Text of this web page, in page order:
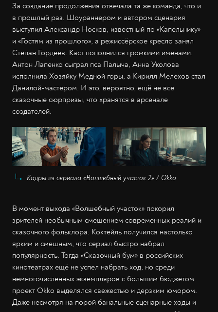
За создание продолжения отвечала та же команда, что и
в прошлый раз. Шоураннером и автором сценария
выступил Александр Носков, известный по «Капельнику»
и «Гостям из прошлого», а режиссёрское кресло занял
Степан Гордеев. Каст пополнился громкими именами:
Антон Лапенко сыграл пса Палыча, Анна Уколова
исполнила Хозяйку Медной горы, а Кирилл Мелехов стал
Данилой-мастером. И это, вероятно, ещё не все
сказочные сюрпризы, что хранятся в арсенале
создателей.
Кадры из сериала «Волшебный участок 2» / Okko
В момент выхода «Волшебный участок» покорил
зрителей необычным смешением современных реалий и
сказочного фольклора. Коктейль получился настолько
ярким и смешным, что сериал быстро набрал
популярность. Тогда «Сказочный бум» в российских
кинотеатрах ещё не успел набрать ход, но среди
немногочисленных экземпляров с большим бюджетом
проект Okko выделялся свежестью и дерзким юмором.
Даже несмотря на порой банальные сценарные ходы и